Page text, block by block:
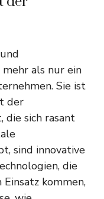
als nur ein
Sie ist
der
die sich rasant
sind innovative
die
kommen,